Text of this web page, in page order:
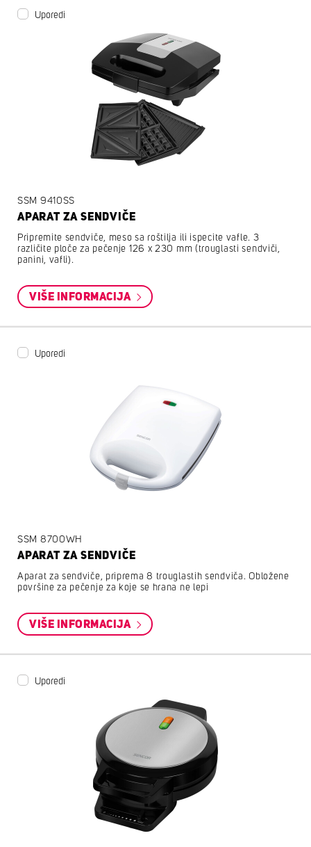
Uporedi
SSM 9410SS
APARAT ZA SENDVIČE
Pripremite sendviče, meso sa roštilja ili ispecite vafle. 3
različite ploče za pečenje 126 x 230 mm (trouglasti sendviči,
panini, vafli).
VIŠE INFORMACIJA
Uporedi
SSM 8700WH
APARAT ZA SENDVIČE
Aparat za sendviče, priprema 8 trouglastih sendviča. Obložene
površine za pečenje za koje se hrana ne lepi
VIŠE INFORMACIJA
Uporedi